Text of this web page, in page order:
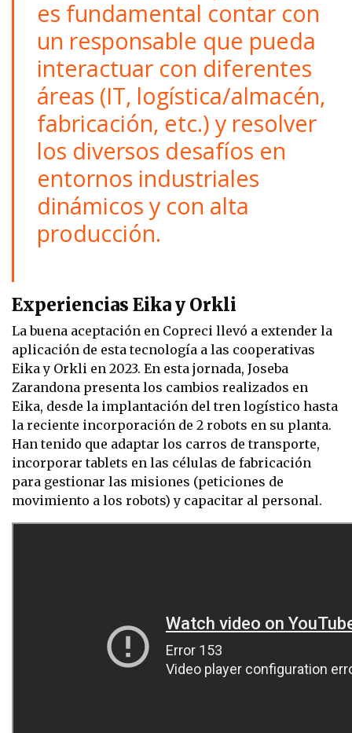
es fundamental contar con
un responsable que pueda
interactuar con diferentes
áreas (IT, logística/almacén,
fabricación, etc.) y resolver
los diversos desafíos en
entornos industriales
dinámicos y con alta
producción.
Experiencias Eika y Orkli
La buena aceptación en Copreci llevó a extender la
aplicación de esta tecnología a las cooperativas
Eika y Orkli en 2023. En esta jornada, Joseba
Zarandona presenta los cambios realizados en
Eika, desde la implantación del tren logístico hasta
la reciente incorporación de 2 robots en su planta.
Han tenido que adaptar los carros de transporte,
incorporar tablets en las células de fabricación
para gestionar las misiones (peticiones de
movimiento a los robots) y capacitar al personal.